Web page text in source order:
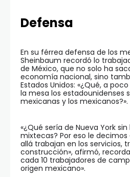
Defensa
En su férrea defensa de los
Sheinbaum recordó lo
de México, que no solo ha
economía nacional, sino
Estados Unidos: «¿Qué, a
la mesa los estadounidenses
mexicanas y los mexicanos?».
«¿Qué sería de Nueva York
mixtecas? Por eso le decimos
allá trabajan en los servicios,
construcción», afirmó,
cada 10 trabajadores de
origen mexicano».